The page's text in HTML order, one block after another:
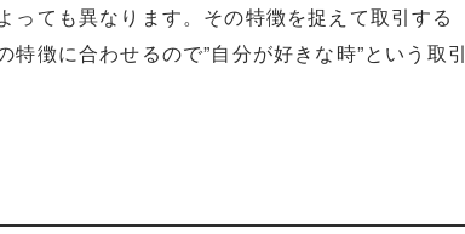
ても異なります。その特徴を捉えて取引する
徴に合わせるので”自分が好きな時”という取引